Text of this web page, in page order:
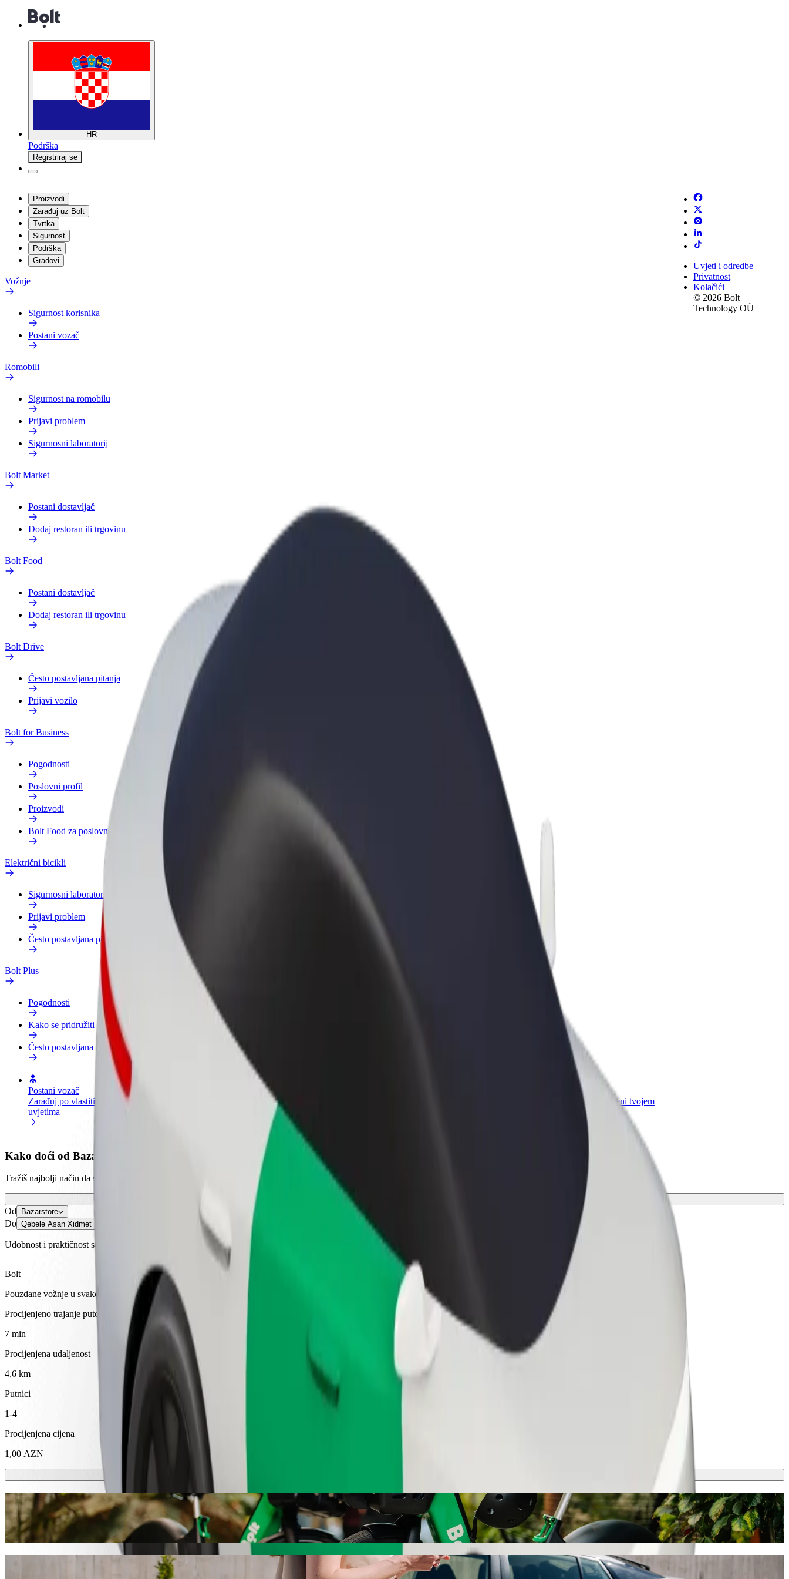
HR
Podrška
Registriraj se
Proizvodi
Zarađuj uz Bolt
Tvrtka
Sigurnost
Podrška
Gradovi
Vožnje
Sigurnost korisnika
Postani vozač
Romobili
Sigurnost na romobilu
Prijavi problem
Sigurnosni laboratorij
Bolt Market
Postani dostavljač
Dodaj restoran ili trgovinu
Bolt Food
Postani dostavljač
Dodaj restoran ili trgovinu
Bolt Drive
Često postavljana pitanja
Prijavi vozilo
Bolt for Business
Pogodnosti
Poslovni profil
Proizvodi
Bolt Food za poslovne korisnike
Električni bicikli
Sigurnosni laboratorij
Prijavi problem
Često postavljana pitanja
Bolt Plus
Pogodnosti
Kako se pridružiti
Često postavljana pitanja
Postani vozač
Zarađuj po vlastitim
uvjetima
Postani dostavljač
Dostavljaj hranu i primaj tjedne
Dodaj restoran ili trgovinu
Dosegni više kupaca i povećaj
Bolt proizvodi i usluge prilagođeni tvojem
Uvjeti i odredbe
Privatnost
Kolačići
© 2026 Bolt
Technology OÜ
Kako doći od Bazarstore do Qəbələ Asan Xidmət Mərkəzi
Tražiš najbolji način da stigneš od Bazarstore do Qəbələ Asan Xidmət Mərkəzi? Istraži naše usluge i pronađi savršenu za svoje putovanje.
Od Bazarstore
Do Qəbələ Asan Xidmət Mərkəzi
Udobnost i praktičnost su nadohvat ruke!
Bolt
Pouzdane vožnje u svakodnevnim automobilima srednje veličine.
Procijenjeno trajanje putovanja
7 min
Procijenjena udaljenost
4,6 km
Putnici
1-4
Procijenjena cijena
1,00 AZN
Romobili ili e-bicikli
Kreći se po Gebele sa skuterima ili e-biciklima
Preuzmi aplikaciju Bolt
Dođi od Bazarstore do Qəbələ Asan Xidmət Mərkəzi s Bolt vožnjom na zahtjev